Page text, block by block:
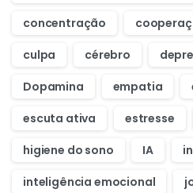
concentração
culpa
cérebro
Dopamina
empatia
escuta ativa
estresse
higiene do sono
IA
inteligência emocional